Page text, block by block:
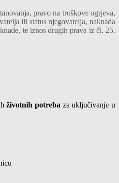
pravo na troškove ogrjeva,
ili status njegovatelja, naknada
te iznos drugih prava iz čl. 25.
životnih potreba za uključivanje u